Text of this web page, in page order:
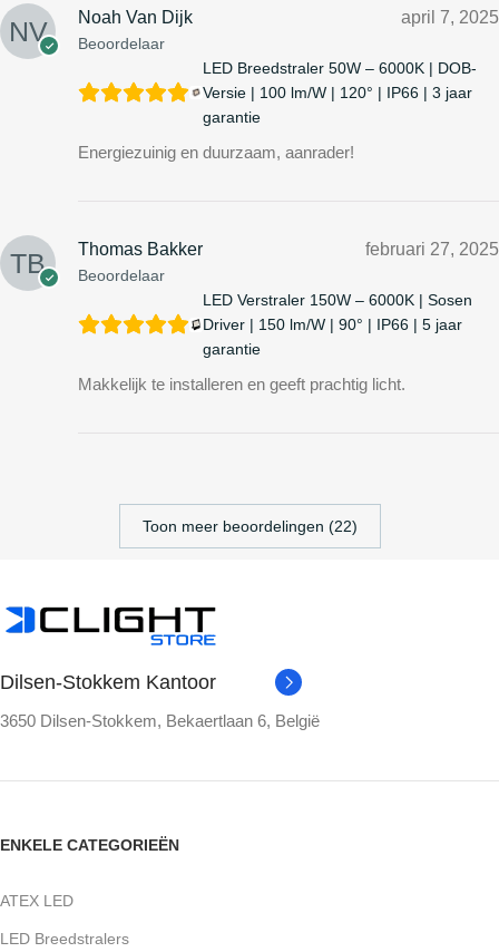
Noah Van Dijk
Beoordelaar
april 7, 2025
LED Breedstraler 50W – 6000K | DOB-
Versie | 100 lm/W | 120° | IP66 | 3 jaar
garantie
Energiezuinig en duurzaam, aanrader!
Thomas Bakker
Beoordelaar
februari 27, 2025
LED Verstraler 150W – 6000K | Sosen
Driver | 150 lm/W | 90° | IP66 | 5 jaar
garantie
Makkelijk te installeren en geeft prachtig licht.
Toon meer beoordelingen (22)
Dilsen-Stokkem Kantoor
3650 Dilsen-Stokkem, Bekaertlaan 6, België
ENKELE CATEGORIEËN
ATEX LED
LED Breedstralers